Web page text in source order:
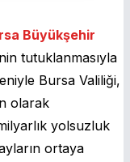
Büyükşehir
tutuklanmasıyla
Bursa Valiliği,
olarak
yolsuzluk
ortaya